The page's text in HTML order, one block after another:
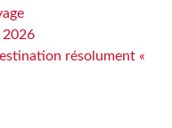
2026
résolument «